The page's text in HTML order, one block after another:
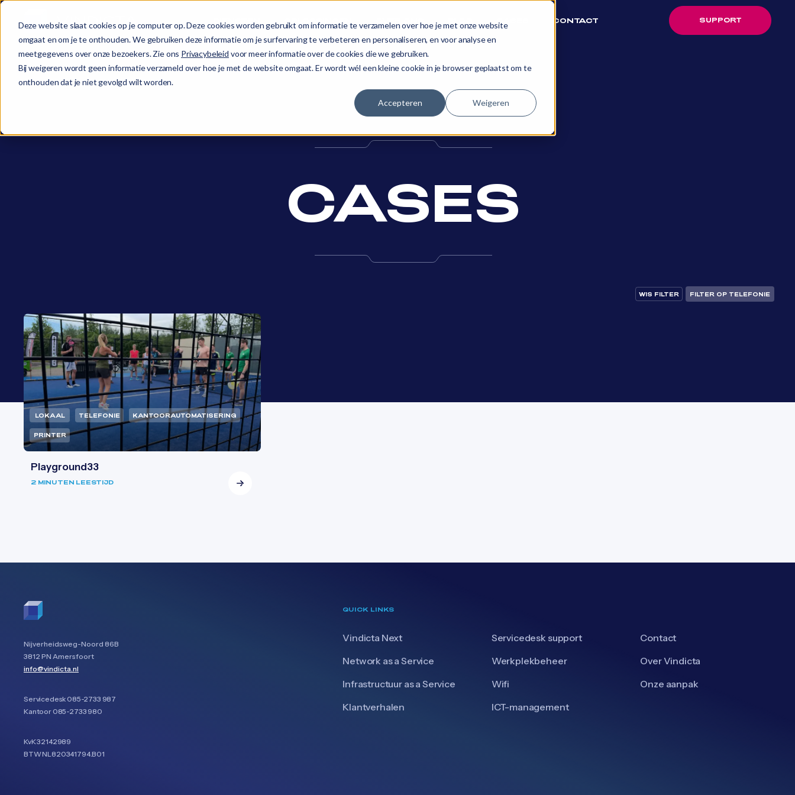
Deze website slaat cookies op je computer op. Deze cookies worden gebruikt om informatie te verzamelen over hoe je met onze website
omgaat en om je te onthouden. We gebruiken deze informatie om je surfervaring te verbeteren en personaliseren, en voor analyse en
meetgegevens over onze bezoekers. Zie ons Privacybeleid voor meer informatie over de cookies die we gebruiken.
Bij weigeren wordt geen informatie verzameld over hoe je met de website omgaat. Er wordt wél een kleine cookie in je browser geplaatst om te
onthouden dat je niet gevolgd wilt worden.
Accepteren Weigeren
CONTACT SUPPORT
SUPPORT
CASES
WIS FILTER FILTER OP TELEFONIE
LOKAAL TELEFONIE KANTOORAUTOMATISERING
PRINTER
Playground33
2 MINUTEN LEESTIJD
Nijverheidsweg-Noord 86B
3812 PN Amersfoort
info@vindicta.nl
Servicedesk085-2733 987
Kantoor085-2733 980
KvK 32142989
BTW NL820341794.B01
QUICK LINKS
Vindicta Next
Network as a Service
Infrastructuur as a Service
Klantverhalen
Servicedesk support
Werkplekbeheer
Wifi
ICT-management
Contact
Over Vindicta
Onze aanpak